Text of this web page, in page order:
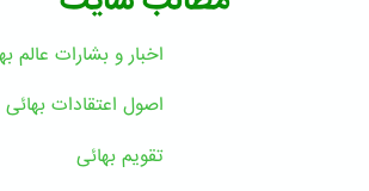
اخبار و بشارات عالم
اصول اعتقادات بهائی
تقویم بهائی